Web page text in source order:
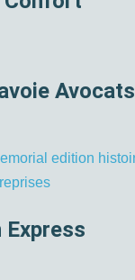
Avocats
Express